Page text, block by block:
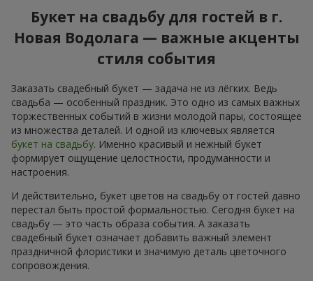
Букет на свадьбу для гостей в г.
Новая Водолага — важные акценты
стиля события
Заказать свадебный букет — задача не из лёгких. Ведь
свадьба — особенный праздник. Это одно из самых важных
торжественных событий в жизни молодой пары, состоящее
из множества деталей. И одной из ключевых является
букет на свадьбу. Именно красивый и нежный букет
формирует ощущение целостности, продуманности и
настроения.
И действительно, букет цветов на свадьбу от гостей давно
перестал быть простой формальностью. Сегодня букет на
свадьбу — это часть образа события. А заказать
свадебный букет означает добавить важный элемент
праздничной флористики и значимую деталь цветочного
сопровождения.